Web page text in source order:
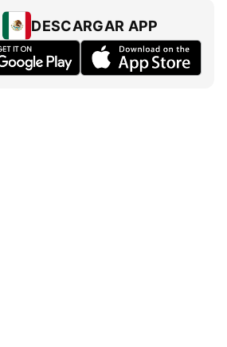
DESCARGAR APP